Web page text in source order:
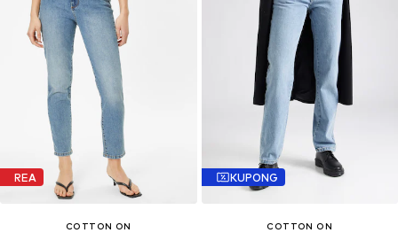
REA
COTTON ON
KUPONG
COTTON ON